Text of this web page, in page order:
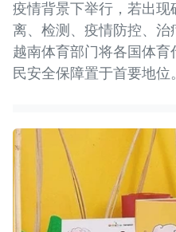
疫情背景下举行，若出
离、检测、疫情防控、
越南体育部门将各国体
民安全保障置于首要地位。